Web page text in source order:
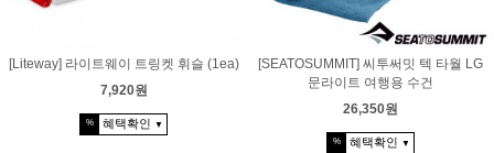
[Liteway] 라이트웨이 트링켓 휘슬 (1ea)
7,920원
% 혜택확인 ▼
[SEATOSUMMIT] 씨투써밋 텍 타월 LG
문라이트 여행용 수건
26,350원
% 혜택확인 ▼